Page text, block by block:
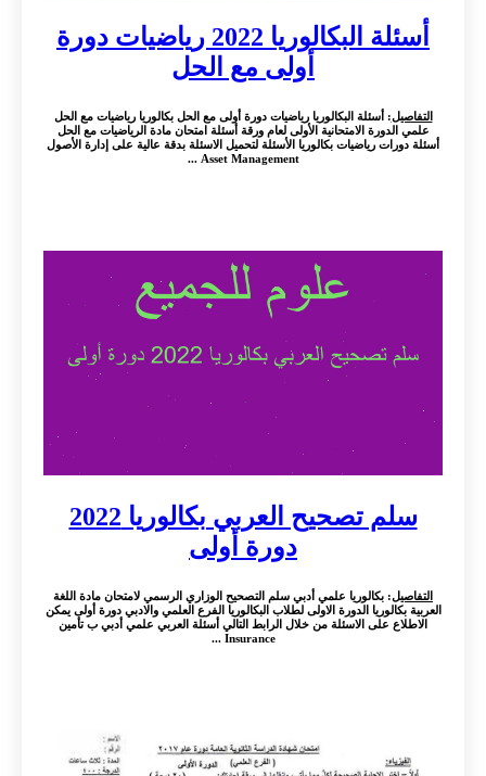
أسئلة البكالوريا 2022 رياضيات دورة
أولى مع الحل
التفاصيل: أسئلة البكالوريا رياضيات دورة أولى مع الحل بكالوريا رياضيات مع الحل
علمي الدورة الامتحانية الأولى لعام ورقة أسئلة امتحان مادة الرياضيات مع الحل
أسئلة دورات رياضيات بكالوريا الأسئلة لتحميل الاسئلة بدقة عالية على إدارة الأصول
Asset Management ...
سلم تصحيح العربي بكالوريا 2022
دورة أولى
التفاصيل: بكالوريا علمي أدبي سلم التصحيح الوزاري الرسمي لامتحان مادة اللغة
العربية بكالوريا الدورة الاولى لطلاب البكالوريا الفرع العلمي والادبي دورة أولى يمكن
الاطلاع على الاسئلة من خلال الرابط التالي أسئلة العربي علمي أدبي ب تأمين
Insurance ...